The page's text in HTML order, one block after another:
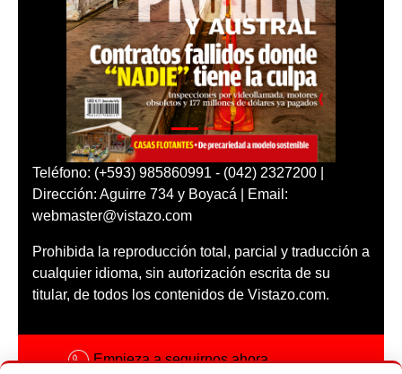
Teléfono: (+593) 985860991 - (042) 2327200 |
Dirección: Aguirre 734 y Boyacá | Email:
webmaster@vistazo.com
Prohibida la reproducción total, parcial y traducción a
cualquier idioma, sin autorización escrita de su
titular, de todos los contenidos de Vistazo.com.
Empieza a seguirnos ahora